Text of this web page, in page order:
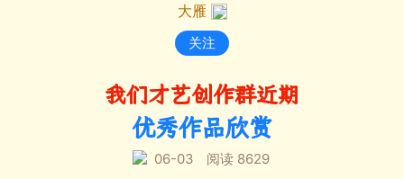
大雁
关注
我们才艺创作群近期
优秀作品欣赏
06-03 阅读 8629